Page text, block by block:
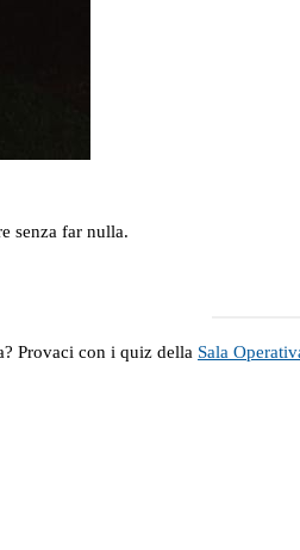
senza far nulla.
Provaci con i quiz della Sala